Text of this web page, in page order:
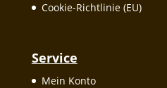
Cookie-Richtlinie (EU)
Service
Mein Konto